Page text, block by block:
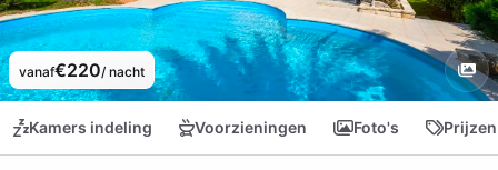
vanaf€220/ nacht
Kamers indeling Voorzieningen Foto's